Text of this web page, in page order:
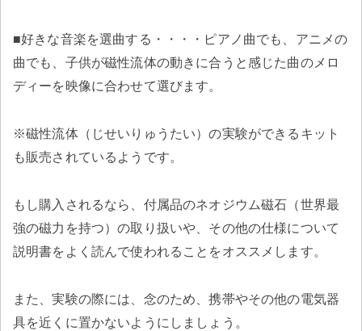
■好きな音楽を選曲する・・・・ピアノ曲でも、アニメの
曲でも、子供が磁性流体の動きに合うと感じた曲のメロ
ディーを映像に合わせて選びます。
※磁性流体（じせいりゅうたい）の実験ができるキット
も販売されているようです。
もし購入されるなら、付属品のネオジウム磁石（世界最
強の磁力を持つ）の取り扱いや、その他の仕様について
説明書をよく読んで使われることをオススメします。
また、実験の際には、念のため、携帯やその他の電気器
具を近くに置かないようにしましょう。